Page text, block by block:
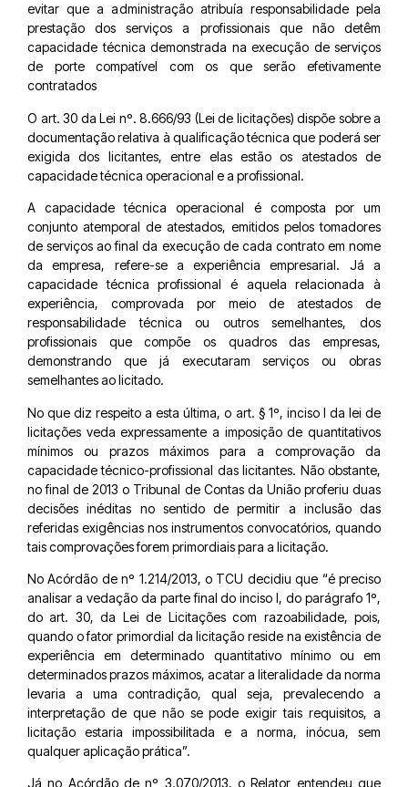
evitar que a administração atribuía responsabilidade pela
prestação dos serviços a profissionais que não detêm
capacidade técnica demonstrada na execução de serviços
de porte compatível com os que serão efetivamente
contratados
O art. 30 da Lei nº. 8.666/93 (Lei de licitações) dispõe sobre a
documentação relativa à qualificação técnica que poderá ser
exigida dos licitantes, entre elas estão os atestados de
capacidade técnica operacional e a profissional.
A capacidade técnica operacional é composta por um
conjunto atemporal de atestados, emitidos pelos tomadores
de serviços ao final da execução de cada contrato em nome
da empresa, refere-se a experiência empresarial. Já a
capacidade técnica profissional é aquela relacionada à
experiência, comprovada por meio de atestados de
responsabilidade técnica ou outros semelhantes, dos
profissionais que compõe os quadros das empresas,
demonstrando que já executaram serviços ou obras
semelhantes ao licitado.
No que diz respeito a esta última, o art. § 1º, inciso I da lei de
licitações veda expressamente a imposição de quantitativos
mínimos ou prazos máximos para a comprovação da
capacidade técnico-profissional das licitantes. Não obstante,
no final de 2013 o Tribunal de Contas da União proferiu duas
decisões inéditas no sentido de permitir a inclusão das
referidas exigências nos instrumentos convocatórios, quando
tais comprovações forem primordiais para a licitação.
No Acórdão de nº 1.214/2013, o TCU decidiu que “é preciso
analisar a vedação da parte final do inciso I, do parágrafo 1º,
do art. 30, da Lei de Licitações com razoabilidade, pois,
quando o fator primordial da licitação reside na existência de
experiência em determinado quantitativo mínimo ou em
determinados prazos máximos, acatar a literalidade da norma
levaria a uma contradição, qual seja, prevalecendo a
interpretação de que não se pode exigir tais requisitos, a
licitação estaria impossibilitada e a norma, inócua, sem
qualquer aplicação prática”.
Já no Acórdão de nº 3.070/2013, o Relator entendeu que